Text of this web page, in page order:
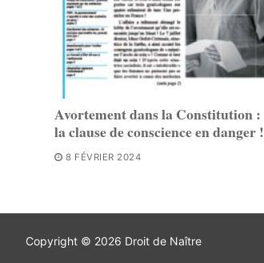
Avortement dans la Constitution :
la clause de conscience en danger !
8 FÉVRIER 2024
Copyright © 2026 Droit de Naître